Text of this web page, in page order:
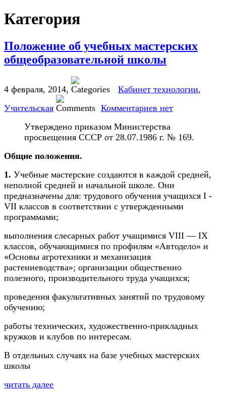
Категория
Положение об учебных мастерских
общеобразовательной школы
4 февраля, 2014, Кабинет технологии,
Учительская
Комментариев нет
Утверждено приказом Министерства
просвещения СССР от 28.07.1986 г. № 169.
Общие положения.
1. Учебные мастерские создаются в каждой средней,
неполной средней и начальной школе. Они
предназначены для: трудового обучения учащихся I -
VII классов в соответствии с утвержденными
программами;
выполнения слесарных работ учащимися VIII — IX
классов, обучающимися по профилям «Автодело» и
«Основы агротехники и механизация
растениеводства»; организации общественно
полезного, производительного труда учащихся;
проведения факультативных занятий по трудовому
обучению;
работы технических, художественно-прикладных
кружков и клубов по интересам.
В отдельных случаях на базе учебных мастерских
школы
читать далее